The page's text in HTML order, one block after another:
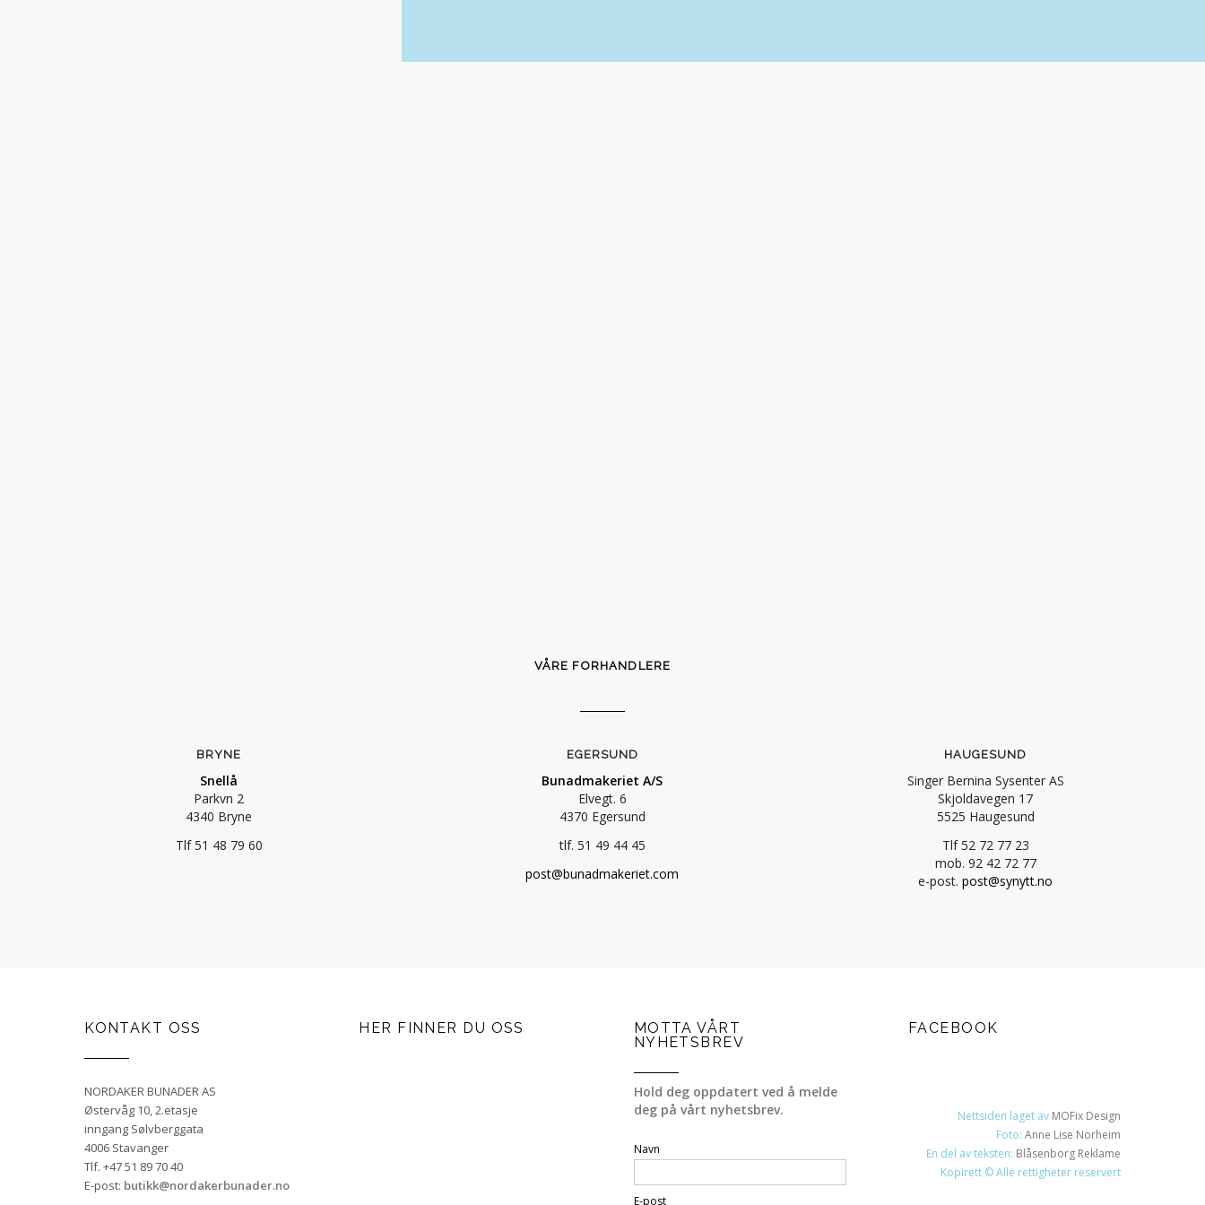
VÅRE FORHANDLERE
BRYNE
Snellå
Parkvn 2
4340 Bryne
Tlf 51 48 79 60
EGERSUND
Bunadmakeriet A/S
Elvegt. 6
4370 Egersund
tlf. 51 49 44 45
post@bunadmakeriet.com
HAUGESUND
Singer Bernina Sysenter AS
Skjoldavegen 17
5525 Haugesund
Tlf 52 72 77 23
mob. 92 42 72 77
e-post.post@synytt.no
KONTAKT OSS
NORDAKER BUNADER AS
Østervåg 10, 2.etasje
inngang Sølvberggata
4006 Stavanger
Tlf. +47 51 89 70 40
E-post: butikk@nordakerbunader.no
HER FINNER DU OSS
MOTTA VÅRT
NYHETSBREV
Hold deg oppdatert ved å melde
deg på vårt nyhetsbrev.
Navn
E-post
FACEBOOK
Nettsiden laget av MOFix Design
Foto: Anne Lise Norheim
En del av teksten: Blåsenborg Reklame
Kopirett © Alle rettigheter reservert